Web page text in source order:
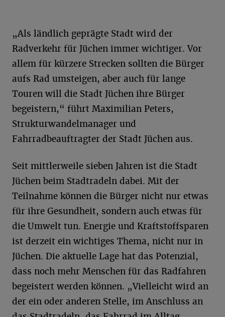
„Als ländlich geprägte Stadt wird der
Radverkehr für Jüchen immer wichtiger. Vor
allem für kürzere Strecken sollten die Bürger
aufs Rad umsteigen, aber auch für lange
Touren will die Stadt Jüchen ihre Bürger
begeistern,“ führt Maximilian Peters,
Strukturwandelmanager und
Fahrradbeauftragter der Stadt Jüchen aus.
Seit mittlerweile sieben Jahren ist die Stadt
Jüchen beim Stadtradeln dabei. Mit der
Teilnahme können die Bürger nicht nur etwas
für ihre Gesundheit, sondern auch etwas für
die Umwelt tun. Energie und Kraftstoffsparen
ist derzeit ein wichtiges Thema, nicht nur in
Jüchen. Die aktuelle Lage hat das Potenzial,
dass noch mehr Menschen für das Radfahren
begeistert werden können. „Vielleicht wird an
der ein oder anderen Stelle, im Anschluss an